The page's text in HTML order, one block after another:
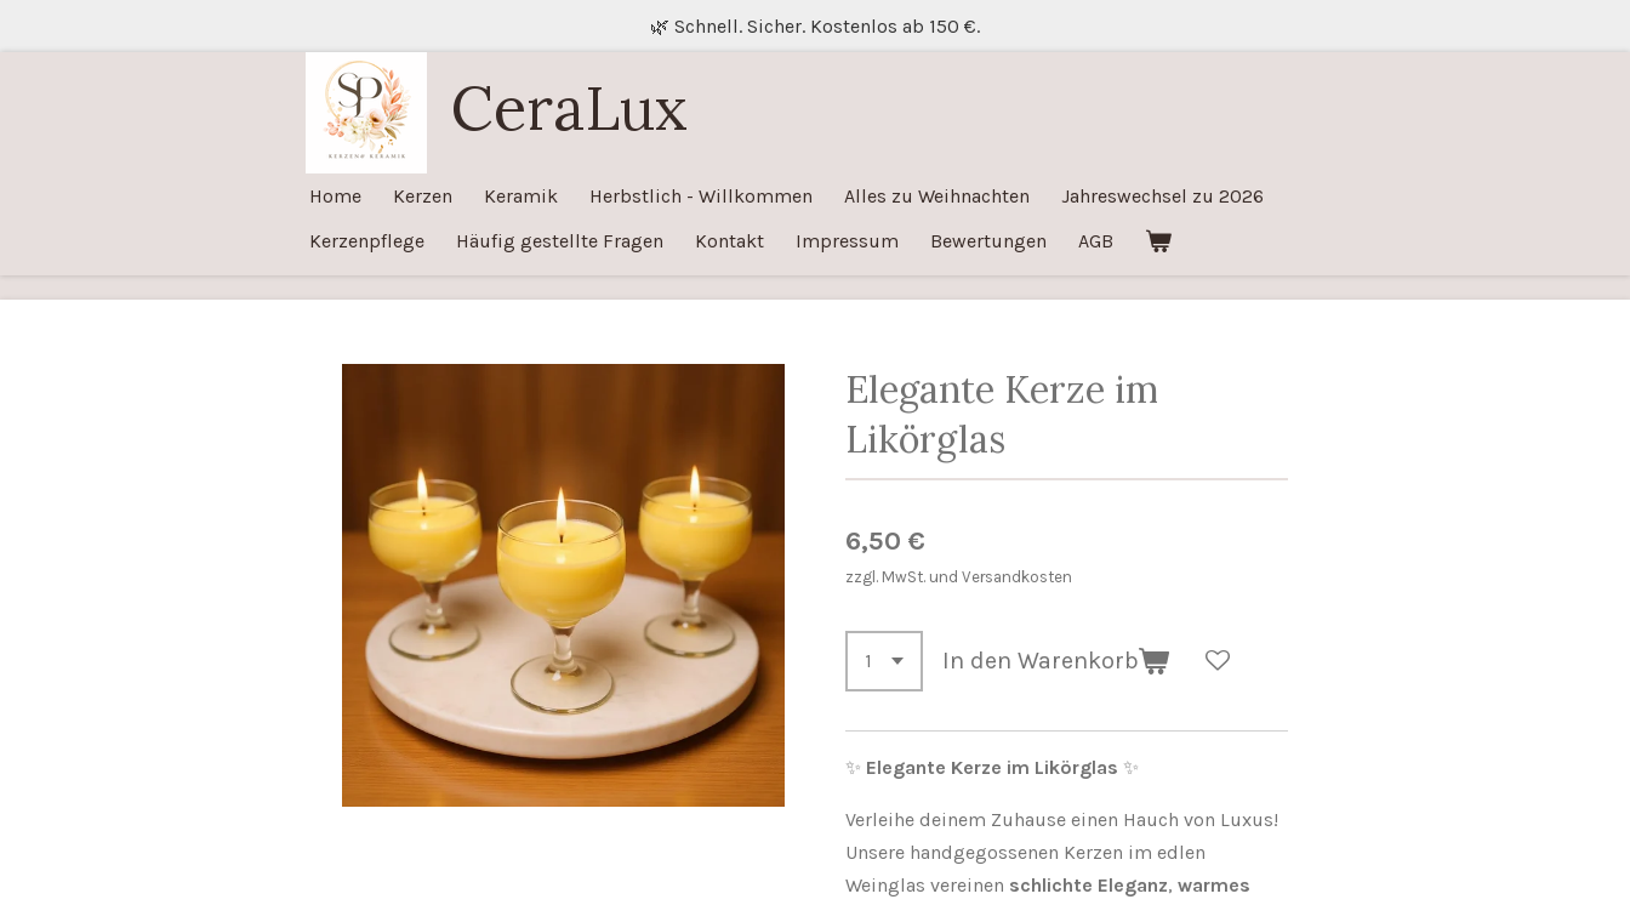
🌿 Schnell. Sicher. Kostenlos ab 150 €.
CeraLux
Home Kerzen Keramik Herbstlich - Willkommen Alles zu Weihnachten
Jahreswechsel zu 2026
Kerzenpflege
Häufig gestellte Fragen Kontakt Impressum Bewertungen AGB
Elegante Kerze im
Likörglas
6,50 €
zzgl. MwSt. und Versandkosten
In den Warenkorb
✨ Elegante Kerze im Likörglas ✨
Verleihe deinem Zuhause einen Hauch von Luxus!
Unsere handgegossenen Kerzen im edlen
Weinglas vereinen schlichte Eleganz, warmes